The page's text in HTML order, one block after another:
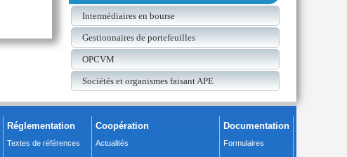
Intermédiaires en bourse
Gestionnaires de portefeuilles
OPCVM
Sociétés et organismes faisant APE
Réglementation
Textes de références
Coopération
Actualités
Documentation
Formulaires